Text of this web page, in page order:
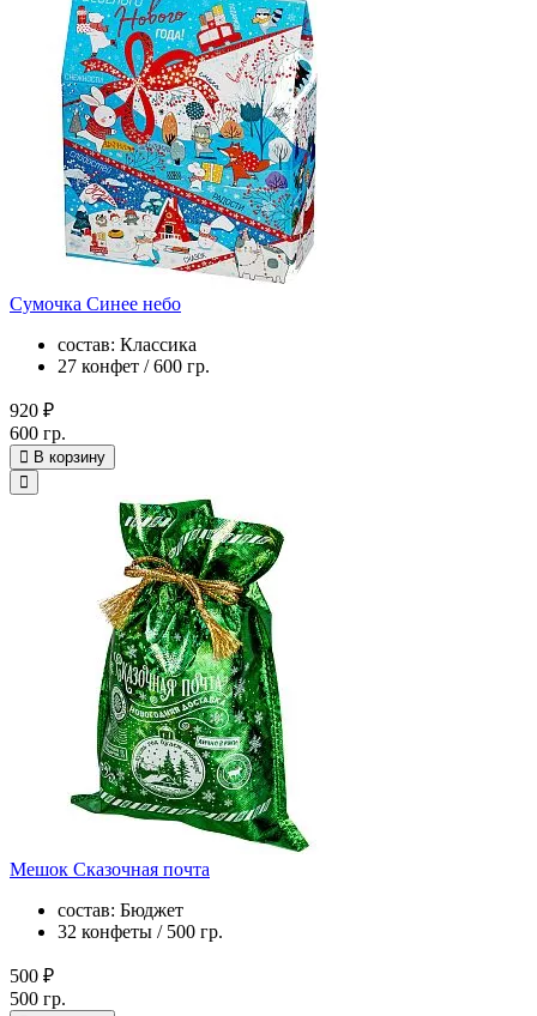
Сумочка Синее небо
состав: Классика
27 конфет / 600 гр.
920 ₽
600 гр.
В корзину
Мешок Сказочная почта
состав: Бюджет
32 конфеты / 500 гр.
500 ₽
500 гр.